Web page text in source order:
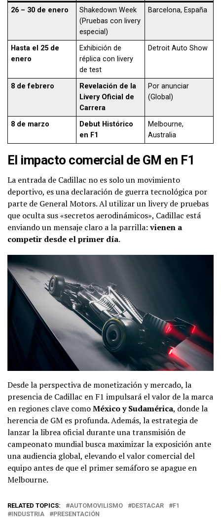
26 – 30 de enero
Shakedown Week
(Pruebas con livery
especial)
Barcelona, España
Hasta el 25 de
enero
Exhibición de
réplica con livery
de test
Detroit Auto Show
8 de febrero
Revelación de la
Livery Oficial de
Carrera
Por anunciar
(Global)
8 de marzo
Debut Histórico
en F1
Melbourne,
Australia
El impacto comercial de GM en F1
La entrada de Cadillac no es solo un movimiento
deportivo, es una declaración de guerra tecnológica por
parte de General Motors. Al utilizar un livery de pruebas
que oculta sus «secretos aerodinámicos», Cadillac está
enviando un mensaje claro a la parrilla:vienen a
competir desde el primer día.
Desde la perspectiva de monetización y mercado, la
presencia de Cadillac en F1 impulsará el valor de la marca
en regiones clave comoMéxico y Sudamérica, donde la
herencia de GM es profunda. Además, la estrategia de
lanzar la librea oficial durante una transmisión de
campeonato mundial busca maximizar la exposición ante
una audiencia global, elevando el valor comercial del
equipo antes de que el primer semáforo se apague en
Melbourne.
RELATED TOPICS: AUTOMOVILISMO DESTACAR
F1
INDUSTRIA
PRESENTACIÓN